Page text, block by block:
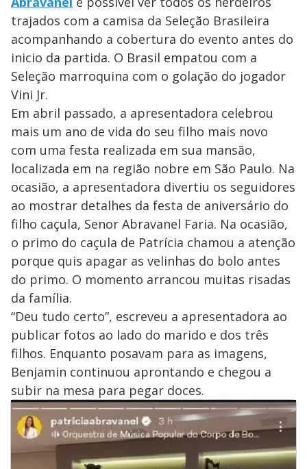
trajados com a camisa da Seleção Brasileira
acompanhando a cobertura do evento antes do
inicio da partida. O Brasil empatou com a
Seleção marroquina com o golação do jogador
Vini Jr.
Em abril passado, a apresentadora celebrou
mais um ano de vida do seu filho mais novo
com uma festa realizada em sua mansão,
localizada em na região nobre em São Paulo. Na
ocasião, a apresentadora divertiu os seguidores
ao mostrar detalhes da festa de aniversário do
filho caçula, Senor Abravanel Faria. Na ocasião,
o primo do caçula de Patrícia chamou a atenção
porque quis apagar as velinhas do bolo antes
do primo. O momento arrancou muitas risadas
da família.
“Deu tudo certo”, escreveu a apresentadora ao
publicar fotos ao lado do marido e dos três
filhos. Enquanto posavam para as imagens,
Benjamin continuou aprontando e chegou a
subir na mesa para pegar doces.